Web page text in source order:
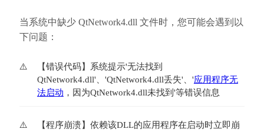
当系统中缺少 QtNetwork4.dll 文件时，您可能会遇到以
下问题：
【错误代码】系统提示'无法找到
QtNetwork4.dll'、'QtNetwork4.dll丢失'、'应用程序无
法启动 ，因为QtNetwork4.dll未找到'等错误信息
【程序崩溃】依赖该DLL的应用程序在启动时立即崩